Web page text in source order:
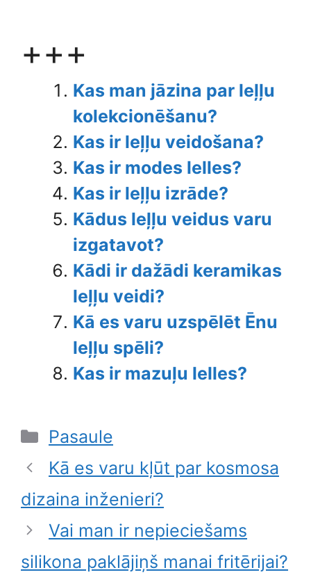
+++
Kas man jāzina par leļļu
kolekcionēšanu?
Kas ir leļļu veidošana?
Kas ir modes lelles?
Kas ir leļļu izrāde?
Kādus leļļu veidus varu
izgatavot?
Kādi ir dažādi keramikas
leļļu veidi?
Kā es varu uzspēlēt Ēnu
leļļu spēli?
Kas ir mazuļu lelles?
Categories
Pasaule
Kā es varu kļūt par kosmosa
dizaina inženieri?
Vai man ir nepieciešams
silikona paklājiņš manai fritērijai?